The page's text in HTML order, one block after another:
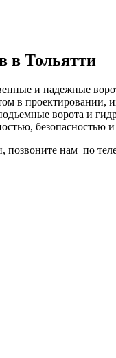
в Тольятти
и надежные
проектировании,
ворота и
безопасностью
позвоните нам по